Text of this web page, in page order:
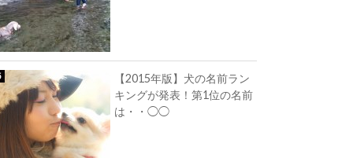
【2015年版】犬の名前ラン
キングが発表！第1位の名前
は・・◯◯